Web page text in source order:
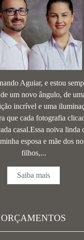
Aguiar, e estou
um novo ângulo, de
incrível e uma
que cada fotografia
casal.Essa noiva linda
esposa e mãe dos
filhos,...
Saiba mais
ORÇAMENTOS